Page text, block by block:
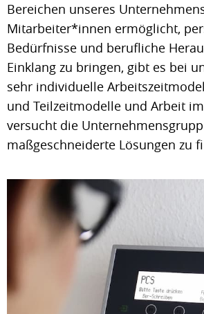
Bereichen unseres
Mitarbeiter*innen ermöglicht,
Bedürfnisse und berufliche
Einklang zu bringen, gibt es bei
sehr individuelle
und Teilzeitmodelle und Arbeit
versucht die
maßgeschneiderte Lösungen zu